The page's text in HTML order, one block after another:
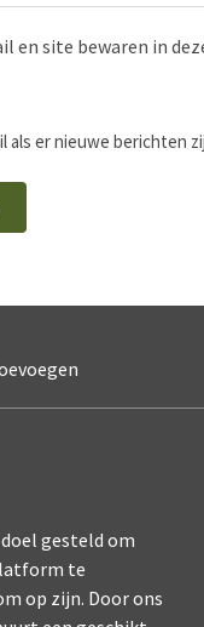
en site bewaren in
als er nieuwe berichten
gesteld om
te
op zijn. Door ons